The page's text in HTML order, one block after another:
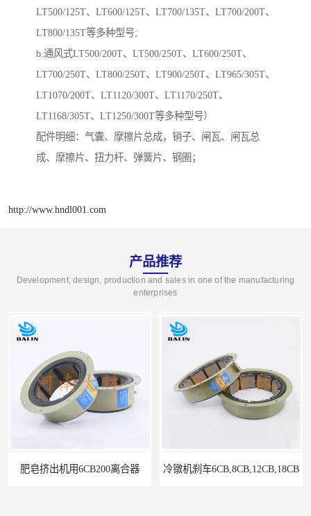
LT500/125T、LT600/125T、LT700/135T、LT700/200T、
LT800/135T等多种型号;
b.通风式LT500/200T、LT500/250T、LT600/250T、
LT700/250T、LT800/250T、LT900/250T、LT965/305T、
LT1070/200T、LT1120/300T、LT1170/250T、
LT1168/305T、LT1250/300T等多种型号）
配件明细：气囊、摩擦片总成，销子、闸瓦、闸瓦总
成、摩擦片、扭力杆、弹簧片、钢圈；
http://www.hndl001.com
产品推荐
Development, design, production and sales in one of the manufacturing
enterprises
肥皂挤出机用6CB200离合器 冷镦机刹车6CB,8CB,12CB,18CB